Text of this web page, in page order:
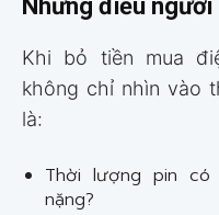
Những điều
Khi bỏ tiền mua
không chỉ nhìn vào
là:
Thời lượng pin
nặng?